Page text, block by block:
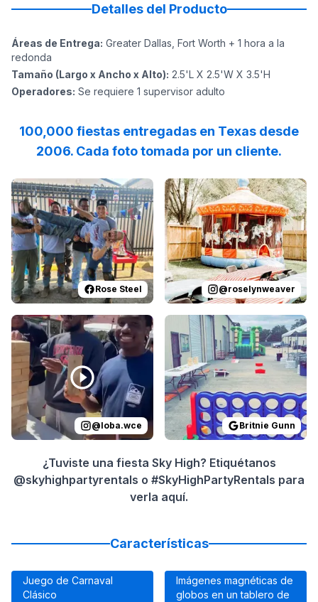
Detalles del Producto
Áreas de Entrega: Greater Dallas, Fort Worth + 1 hora a la
redonda
Tamaño (Largo x Ancho x Alto): 2.5'L X 2.5'W X 3.5'H
Operadores: Se requiere 1 supervisor adulto
100,000 fiestas entregadas en Texas desde
2006. Cada foto tomada por un cliente.
Reviewed onFacebookby Rose Steel:Thank you all for
Rose Steel
Reviewed onInstagramby
@roselynweaver
Reviewed onInstagram by loba.wce:That’s a wrap
@loba.wce
Reviewed onGoogleReviews
Britnie Gunn
¿Tuviste una fiesta Sky High? Etiquétanos
@skyhighpartyrentals o #SkyHighPartyRentals para
verla aquí.
Características
Juego de Carnaval
Clásico
Imágenes magnéticas de
globos en un tablero de